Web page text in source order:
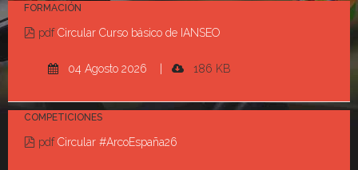
FORMACIÓN
pdf Circular Curso básico de IANSEO
04 Agosto 2026 | 186 KB
COMPETICIONES
pdf Circular #ArcoEspaña26